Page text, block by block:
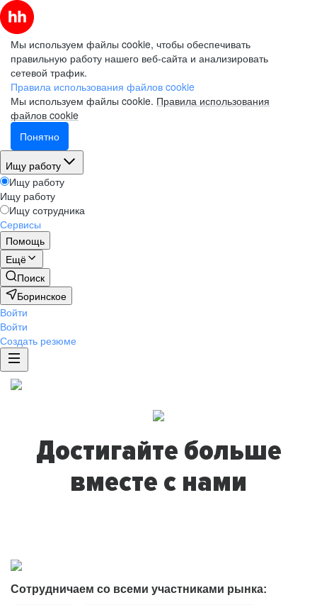
Мы используем файлы cookie, чтобы обеспечивать
правильную работу нашего веб-сайта и анализировать
сетевой трафик.
Правила использования файлов cookie
Мы используем файлы cookie. Правила использования
файлов cookie
Понятно
Ищу работу
Ищу работу
Ищу работу
Ищу сотрудника
Сервисы
Помощь
Ещё
Поиск
Боринское
Войти
Войти
Создать резюме
Достигайте больше
вместе с нами
Сотрудничаем со всеми участниками рынка: